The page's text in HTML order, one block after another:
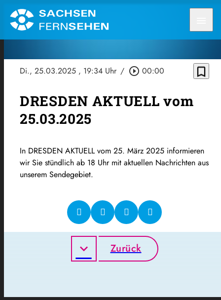
Di., 25.03.2025 , 19:34 Uhr / play_circle_outline 00:00 bookmark_border
DRESDEN AKTUELL vom
25.03.2025
In DRESDEN AKTUELL vom 25. März 2025 informieren
wir Sie stündlich ab 18 Uhr mit aktuellen Nachrichten aus
unserem Sendegebiet.
Zurück